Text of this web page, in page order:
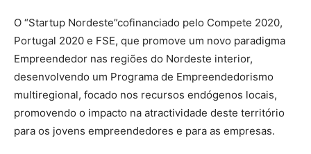
O “Startup Nordeste”cofinanciado pelo Compete 2020,
Portugal 2020 e FSE, que promove um novo paradigma
Empreendedor nas regiões do Nordeste interior,
desenvolvendo um Programa de Empreendedorismo
multiregional, focado nos recursos endógenos locais,
promovendo o impacto na atractividade deste território
para os jovens empreendedores e para as empresas.